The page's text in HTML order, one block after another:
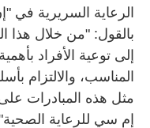
الرعاية السريرية في
بالقول: "من خلال
إلى توعية الأفراد
المناسب، والالتزام
مثل هذه المبادرات على
إم سي للرعاية